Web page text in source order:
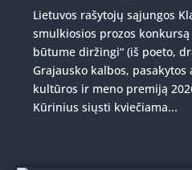
Lietuvos rašytojų sąjungos
smulkiosios prozos konkursą
būtume diržingi“ (iš poeto,
Grajausko kalbos,
kultūros ir meno premiją
Kūrinius siųsti kviečiama...